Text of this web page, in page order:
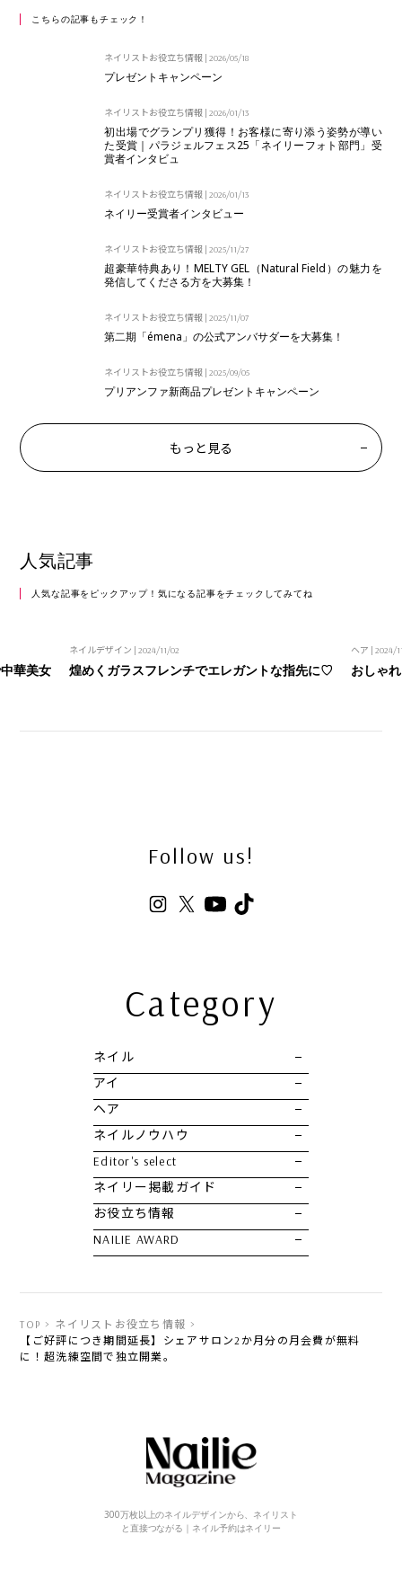
こちらの記事もチェック！
ネイリストお役立ち情報 |2026/05/18
プレゼントキャンペーン
ネイリストお役立ち情報 |2026/01/13
初出場でグランプリ獲得！お客様に寄り添う姿勢が導い
た受賞｜パラジェルフェス25「ネイリーフォト部門」受
賞者インタビュ
ネイリストお役立ち情報 |2026/01/13
ネイリー受賞者インタビュー
ネイリストお役立ち情報 |2025/11/27
超豪華特典あり！MELTY GEL（Natural Field）の魅力を
発信してくださる方を大募集！
ネイリストお役立ち情報 |2025/11/07
第二期「émena」の公式アンバサダーを大募集！
ネイリストお役立ち情報 |2025/09/05
プリアンファ新商品プレゼントキャンペーン
もっと見る
人気記事
人気な記事をピックアップ！気になる記事をチェックしてみてね
華美女
ネイルデザイン | 2024/11/02
煌めくガラスフレンチでエレガントな指先に♡
ヘア | 2024/
おしゃ
Follow us!
Category
ネイル
アイ
ヘア
ネイルノウハウ
Editor's select
ネイリー掲載ガイド
お役立ち情報
NAILIE AWARD
TOP
ネイリストお役立ち情報
【ご好評につき期間延長】シェアサロン2か月分の月会費が無料
に！超洗練空間で独立開業。
300万枚以上のネイルデザインから、ネイリスト
と直接つながる｜ネイル予約はネイリー